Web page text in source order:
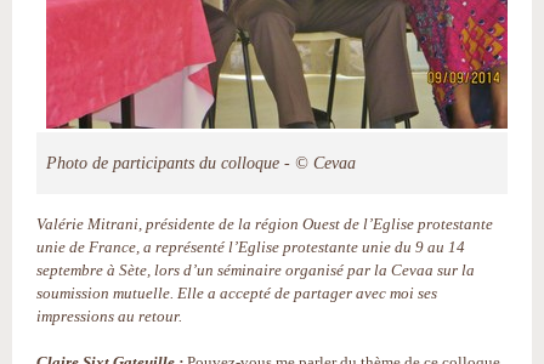
Photo de participants du colloque - © Cevaa
Valérie Mitrani, présidente de la région Ouest de l’Eglise protestante
unie de France, a représenté l’Eglise protestante unie du 9 au 14
septembre à Sète, lors d’un séminaire organisé par la Cevaa sur la
soumission mutuelle. Elle a accepté de partager avec moi ses
impressions au retour.